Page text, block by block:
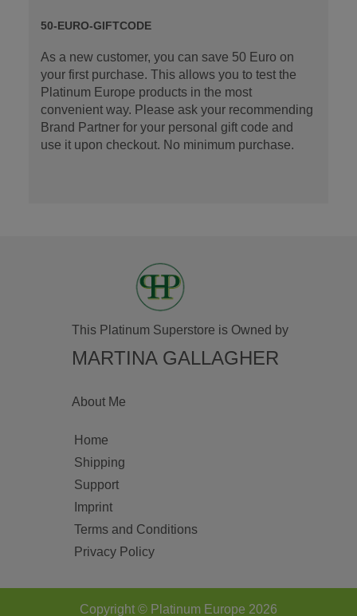
50-EURO-GIFTCODE
As a new customer, you can save 50 Euro on
your first purchase. This allows you to test the
Platinum Europe products in the most
convenient way. Please ask your recommending
Brand Partner for your personal gift code and
use it upon checkout. No minimum purchase.
This Platinum Superstore is Owned by
MARTINA GALLAGHER
About Me
Home
Shipping
Support
Imprint
Terms and Conditions
Privacy Policy
Copyright © Platinum Europe 2026